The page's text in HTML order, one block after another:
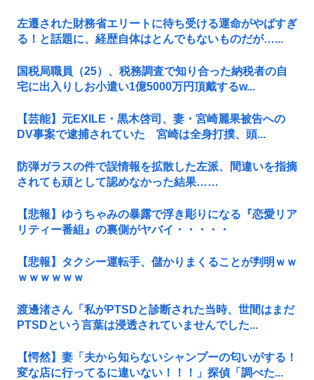
左遷された財務省エリートに待ち受ける運命がやばすぎ
る！と話題に、経歴自体はとんでもないものだが…...
国税局職員（25）、税務調査で知り合った納税者の自
宅に出入りしお小遣い1億5000万円頂戴するw...
【芸能】元EXILE・黒木啓司、妻・宮崎麗果被告への
DV事案で逮捕されていた 宮崎は全身打撲、頭...
防弾ガラスの件で誤情報を拡散した左派、間違いを指摘
されても頑として認めなかった結果……
【悲報】ゆうちゃみの暴露で浮き彫りになる『恋愛リア
リティー番組』の裏側がヤバイ・・・・・
【悲報】タクシー運転手、儲かりまくることが判明ｗｗ
ｗｗｗｗｗｗ
渡邊渚さん「私がPTSDと診断された当時、世間はまだ
PTSDという言葉は浸透されていませんでした...
【愕然】妻「夫から知らないシャンプーの匂いがする！
変な店に行ってるに違いない！！！」探偵「調べた...